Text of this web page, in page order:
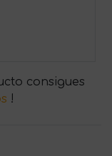
consigues
!